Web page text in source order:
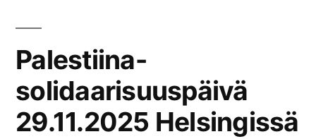
Palestiina-
solidaarisuuspäivä
29.11.2025 Helsingissä